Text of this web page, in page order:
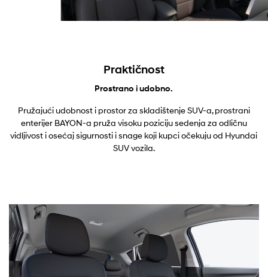
Praktičnost
Prostrano i udobno.
Pružajući udobnost i prostor za skladištenje SUV-a, prostrani
enterijer BAYON-a pruža visoku poziciju sedenja za odličnu
vidljivost i osećaj sigurnosti i snage koji kupci očekuju od Hyundai
SUV vozila.